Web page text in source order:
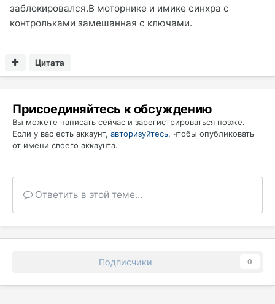
заблокировался.В моторнике и имике синхра с
контрольками замешанная с ключами.
Цитата
Присоединяйтесь к обсуждению
Вы можете написать сейчас и зарегистрироваться позже.
Если у вас есть аккаунт, авторизуйтесь, чтобы опубликовать
от имени своего аккаунта.
Ответить в этой теме...
Подписчики 0